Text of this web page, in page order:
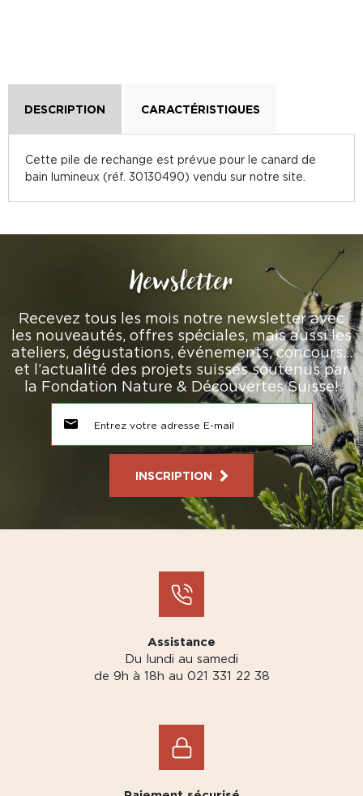
DESCRIPTION CARACTÉRISTIQUES
Cette pile de rechange est prévue pour le canard de
bain lumineux (réf. 30130490) vendu sur notre site.
Newsletter
Recevez tous les mois notre newsletter avec
les nouveautés, offres spéciales, mais aussi les
ateliers, dégustations, événements, concours…
et l’actualité des projets suisses soutenus par
la Fondation Nature & Découvertes Suisse!
INSCRIPTION
Assistance
Du lundi au samedi
de 9h à 18h au 021 331 22 38